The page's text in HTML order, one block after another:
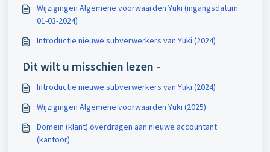
Wijzigingen Algemene voorwaarden Yuki (ingangsdatum
01-03-2024)
Introductie nieuwe subverwerkers van Yuki (2024)
Dit wilt u misschien lezen -
Introductie nieuwe subverwerkers van Yuki (2024)
Wijzigingen Algemene voorwaarden Yuki (2025)
Domein (klant) overdragen aan nieuwe accountant
(kantoor)